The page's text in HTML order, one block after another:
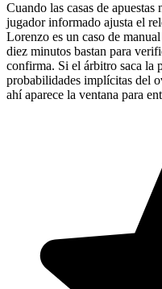
Cuando las casas de
jugador informado ajusta el
Lorenzo es un caso de
diez minutos bastan para
confirma. Si el árbitro saca la
probabilidades implícitas del
ahí aparece la ventana para